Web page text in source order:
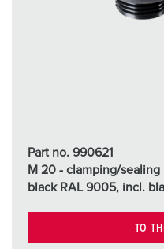
Part no. 990621
M 20 - clamping/sealing
black RAL 9005, incl.
TO